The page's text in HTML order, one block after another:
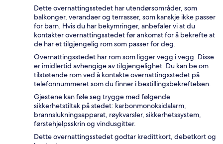
Dette overnattingsstedet har utendørsområder, som
balkonger, verandaer og terrasser, som kanskje ikke passer
for barn. Hvis du har bekymringer, anbefaler vi at du
kontakter overnattingsstedet før ankomst for å bekrefte at
de har et tilgjengelig rom som passer for deg.
Overnattingsstedet har rom som ligger vegg i vegg. Disse
er imidlertid avhengige av tilgjengelighet. Du kan be om
tilstøtende rom ved å kontakte overnattingsstedet på
telefonnummeret som du finner i bestillingsbekreftelsen.
Gjestene kan føle seg trygge med følgende
sikkerhetstiltak på stedet: karbonmonoksidalarm,
brannslukningsapparat, røykvarsler, sikkerhetssystem,
førstehjelpsskrin og vindusgitter.
Dette overnattingsstedet godtar kredittkort, debetkort og